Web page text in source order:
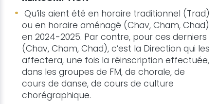
Qu’ils aient été en horaire traditionnel (Trad)
ou en horaire aménagé (Chav, Cham, Chad)
en 2024-2025. Par contre, pour ces derniers
(Chav, Cham, Chad), c’est la Direction qui les
affectera, une fois la réinscription effectuée,
dans les groupes de FM, de chorale, de
cours de danse, de cours de culture
chorégraphique.